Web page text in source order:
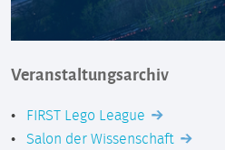
Veranstaltungsarchiv
FIRST Lego League
Salon der Wissenschaft